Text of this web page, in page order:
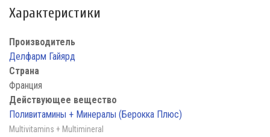
Характеристики
Производитель
Делфарм Гайярд
Страна
Франция
Действующее вещество
Поливитамины + Минералы (Берокка Плюс)
Multivitamins + Multimineral